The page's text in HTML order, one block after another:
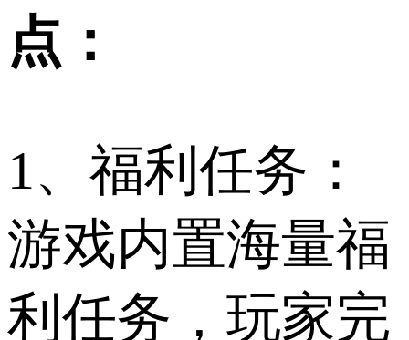
点：
1、福利任务：
游戏内置海量福
利任务，玩家完